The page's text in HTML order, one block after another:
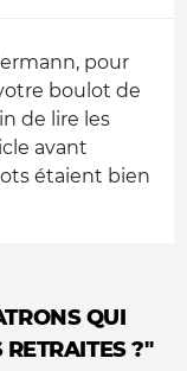
pour
boulot de
de lire les
avant
étaient bien
QUI
?"